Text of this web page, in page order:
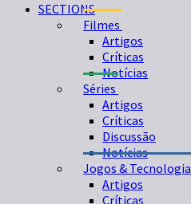
SECTIONS
Filmes
Artigos
Críticas
Notícias
Séries
Artigos
Críticas
Discussão
Notícias
Jogos & Tecnologia
Artigos
Críticas